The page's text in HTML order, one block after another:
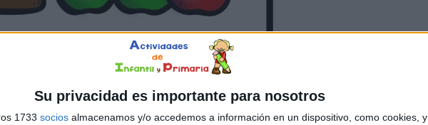
Su privacidad es importante para nosotros
1733 socios almacenamos y/o accedemos a información en un dispositivo, como cookies, y